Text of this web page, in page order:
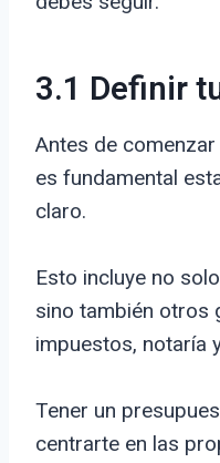
3.1 Definir
Antes de
es fundamental
claro.
Esto incluye no
sino también otros
impuestos, notaría
Tener un
centrarte en las